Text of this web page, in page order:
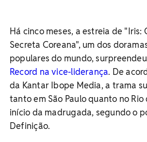
Há cinco meses, a estreia de "Iris:
Secreta Coreana", um dos
populares do mundo,
Record na vice-liderança. De
da Kantar Ibope Media, a trama
tanto em São Paulo quanto no Rio
início da madrugada, segundo o
Definição.